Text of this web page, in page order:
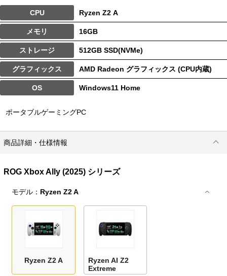
CPU Ryzen Z2 A
メモリ 16GB
ストレージ 512GB SSD(NVMe)
グラフィックス AMD Radeon グラフィックス (CPU内蔵)
OS Windows11 Home
ポータブルゲーミングPC
商品詳細・仕様情報
ROG Xbox Ally (2025) シリーズ
モデル： Ryzen Z2 A
Ryzen Z2 A
Ryzen AI Z2
Extreme